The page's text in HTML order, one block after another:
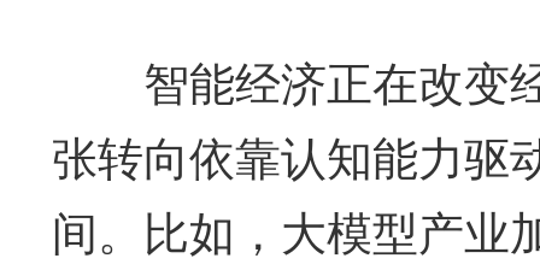
智能经济正在改变
张转向依靠认知能力驱
间。比如，大模型产业